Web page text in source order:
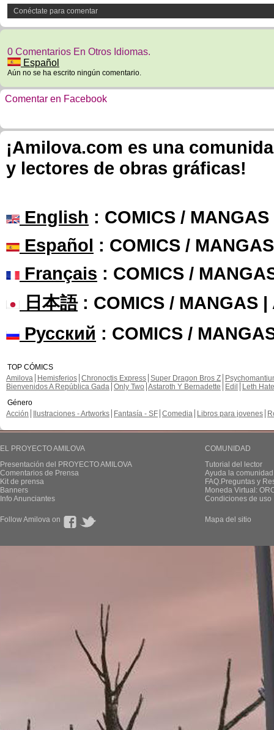
Conéctate para comentar
0 Comentarios En Otros Idiomas.
Español
Aún no se ha escrito ningún comentario.
Comentar en Facebook
¡Amilova.com es una
y lectores de obras gráficas!
English : COMICS /
Español : COMICS /
Français : COMICS /
日本語: COMICS / MANGAS |
Русский : COMICS /
TOP CÓMICS
Amilova
Hemisferios Chronoctis Express Super Dragon Bros Z
Bienvenidos A República Gada Only Two Astaroth Y Bernadette Edil
Leth Hate
Género
Acción
Ilustraciones - Artworks Fantasía - SF Comedia Libros para jovenes
EL PROYECTO AMILOVA
Presentación del PROYECTO AMILOVA
Comentarios de Prensa
Kit de prensa
Banners
Info Anunciantes
COMUNIDAD
Tutorial del lector
Ayuda la
FAQ.Preguntas y
Moneda Virtual:
Condiciones de uso
Follow Amilova on Mapa del sitio